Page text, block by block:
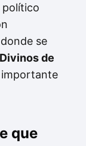
político
se
de
importante
que